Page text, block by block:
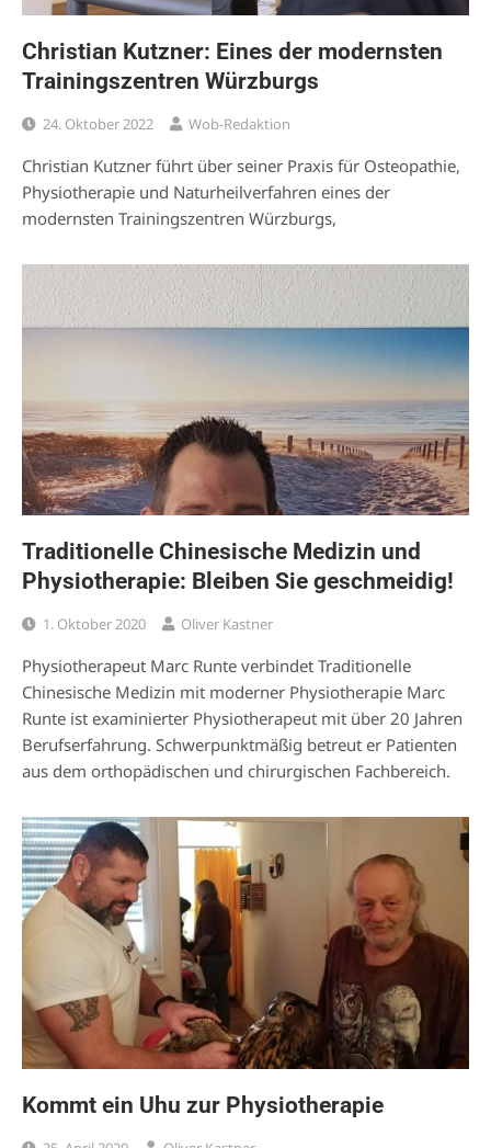
Christian Kutzner: Eines der modernsten
Trainingszentren Würzburgs
24. Oktober 2022 Wob-Redaktion
Christian Kutzner führt über seiner Praxis für Osteopathie,
Physiotherapie und Naturheilverfahren eines der
modernsten Trainingszentren Würzburgs,
Traditionelle Chinesische Medizin und
Physiotherapie: Bleiben Sie geschmeidig!
1. Oktober 2020 Oliver Kastner
Physiotherapeut Marc Runte verbindet Traditionelle
Chinesische Medizin mit moderner Physiotherapie Marc
Runte ist examinierter Physiotherapeut mit über 20 Jahren
Berufserfahrung. Schwerpunktmäßig betreut er Patienten
aus dem orthopädischen und chirurgischen Fachbereich.
Kommt ein Uhu zur Physiotherapie